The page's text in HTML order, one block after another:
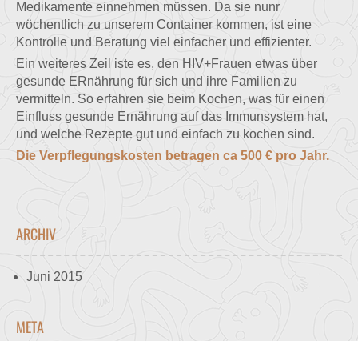
Medikamente einnehmen müssen. Da sie nunr
wöchentlich zu unserem Container kommen, ist eine
Kontrolle und Beratung viel einfacher und effizienter.
Ein weiteres Zeil iste es, den HIV+Frauen etwas über
gesunde ERnährung für sich und ihre Familien zu
vermitteln. So erfahren sie beim Kochen, was für einen
Einfluss gesunde Ernährung auf das Immunsystem hat,
und welche Rezepte gut und einfach zu kochen sind.
Die Verpflegungskosten betragen ca 500 € pro Jahr.
ARCHIV
Juni 2015
META